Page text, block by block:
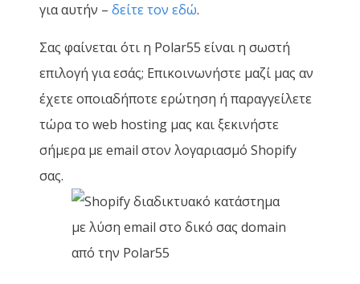
για αυτήν – δείτε τον εδώ.
Σας φαίνεται ότι η Polar55 είναι η σωστή
επιλογή για εσάς; Επικοινωνήστε μαζί μας αν
έχετε οποιαδήποτε ερώτηση ή παραγγείλετε
τώρα το web hosting μας και ξεκινήστε
σήμερα με email στον λογαριασμό Shopify
σας.